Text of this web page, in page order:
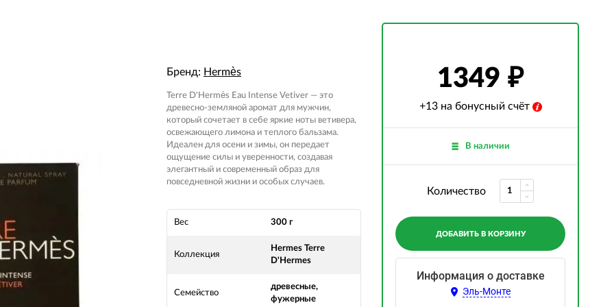
Бренд: Hermès
Terre D'Hermès Eau Intense Vetiver — это
древесно-земляной аромат для мужчин,
который сочетает в себе яркие ноты ветивера,
освежающего лимона и теплого бальзама.
Идеален для осени и зимы, он передает
ощущение силы и уверенности, создавая
элегантный и современный образ для
повседневной жизни и особых случаев.
Вес 300 г
Коллекция
Hermes Terre
D'Hermes
Семейство
древесные,
фужерные
1349
+13 на бонусный счёт
В наличии
Количество
ДОБАВИТЬ В КОРЗИНУ
Информация о доставке
Эль-Монте